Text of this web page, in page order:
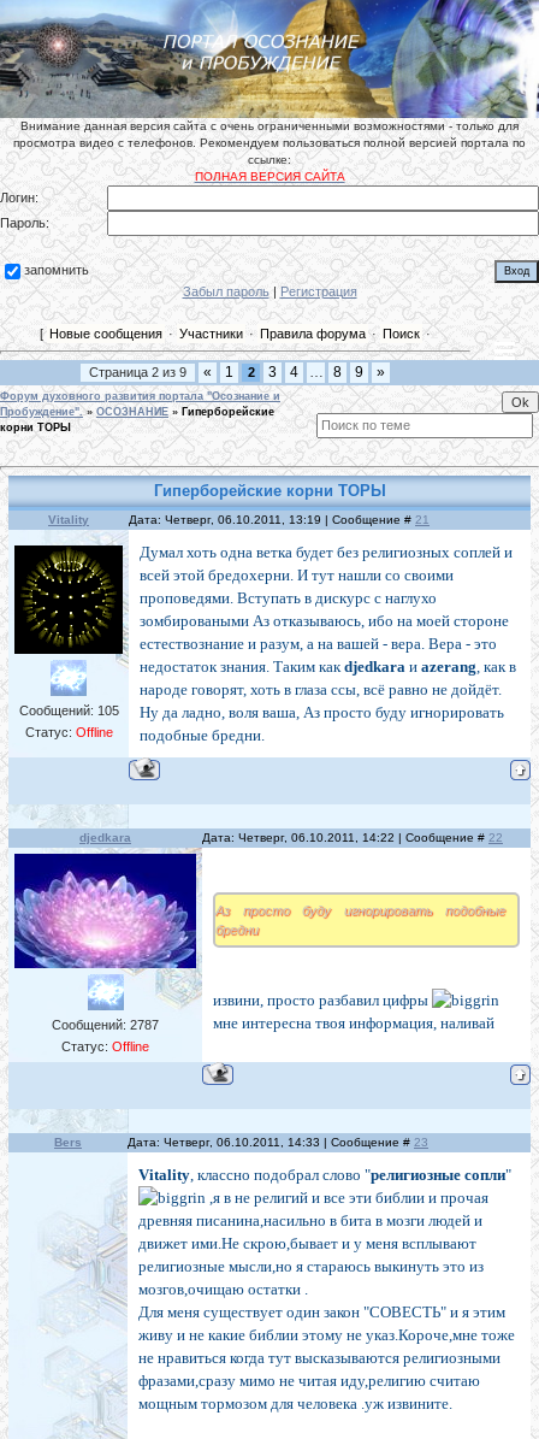
Внимание данная версия сайта с очень ограниченными возможностями - только для
просмотра видео с телефонов. Рекомендуем пользоваться полной версией портала по
ссылке:
ПОЛНАЯ ВЕРСИЯ САЙТА
Логин:
Пароль:
запомнить
Забыл пароль| Регистрация
[ Новые сообщения · Участники · Правила форума · Поиск·
Страница 2 из 9 « 1 2 3 4 … 8 9 »
Форум духовного развития портала "Осознание и
Пробуждение". » ОСОЗНАНИЕ » Гиперборейские
корни ТОРЫ
Гиперборейские корни ТОРЫ
Vitality Дата: Четверг, 06.10.2011, 13:19 | Сообщение # 21
Сообщений: 105
Статус: Offline
Думал хоть одна ветка будет без религиозных соплей и
всей этой бредохерни. И тут нашли со своими
проповедями. Вступать в дискурс с наглухо
зомбироваными Аз отказываюсь, ибо на моей стороне
естествознание и разум, а на вашей - вера. Вера - это
недостаток знания. Таким какdjedkara и azerang, как в
народе говорят, хоть в глаза ссы, всё равно не дойдёт.
Ну да ладно, воля ваша, Аз просто буду игнорировать
подобные бредни.
djedkara Дата: Четверг, 06.10.2011, 14:22 | Сообщение # 22
Сообщений: 2787
Статус: Offline
Аз просто буду игнорировать подобные
бредни
извини, просто разбавил цифры
мне интересна твоя информация, наливай
Bers Дата: Четверг, 06.10.2011, 14:33 | Сообщение # 23
Vitality, классно подобрал слово "религиозные сопли"
,я в не религий и все эти библии и прочая
древняя писанина,насильно в бита в мозги людей и
движет ими.Не скрою,бывает и у меня всплывают
религиозные мысли,но я стараюсь выкинуть это из
мозгов,очищаю остатки .
Для меня существует один закон "СОВЕСТЬ" и я этим
живу и не какие библии этому не указ.Короче,мне тоже
не нравиться когда тут высказываются религиозными
фразами,сразу мимо не читая иду,религию считаю
мощным тормозом для человека .уж извините.